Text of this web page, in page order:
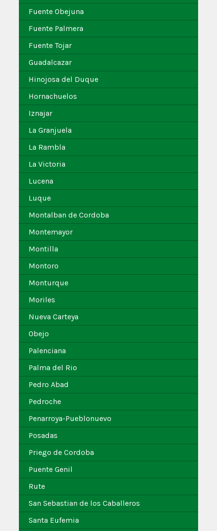
Fuente Obejuna
Fuente Palmera
Fuente Tojar
Guadalcazar
Hinojosa del Duque
Hornachuelos
Iznajar
La Granjuela
La Rambla
La Victoria
Lucena
Luque
Montalban de Cordoba
Montemayor
Montilla
Montoro
Monturque
Moriles
Nueva Carteya
Obejo
Palenciana
Palma del Rio
Pedro Abad
Pedroche
Penarroya-Pueblonuevo
Posadas
Priego de Cordoba
Puente Genil
Rute
San Sebastian de los Caballeros
Santa Eufemia